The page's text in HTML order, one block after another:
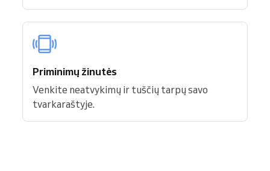
Priminimų žinutės
Venkite neatvykimų ir tuščių tarpų savo
tvarkaraštyje.